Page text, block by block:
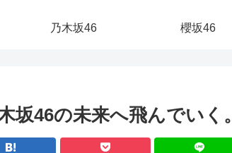
乃木坂46 櫻坂46
坂46の未来へ飛んでいく。